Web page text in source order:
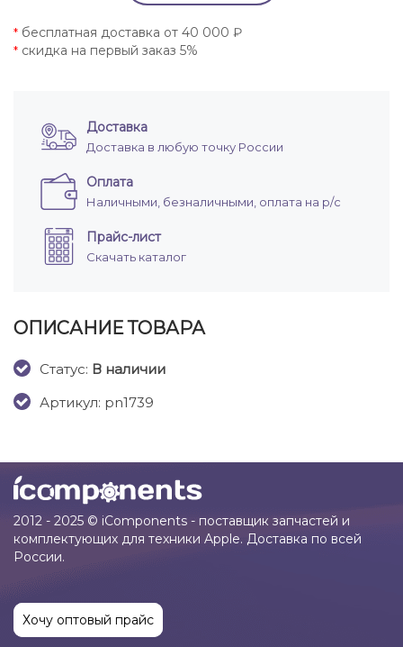
* бесплатная доставка от 40 000 ₽
* скидка на первый заказ 5%
Доставка
Доставка в любую точку России
Оплата
Наличными, безналичными, оплата на р/с
Прайс-лист
Скачать каталог
ОПИСАНИЕ ТОВАРА
Cтатус: В наличии
Артикул: pn1739
2012 - 2025 © iComponents - поставщик запчастей и
комплектующих для техники Apple. Доставка по всей
России.
Хочу оптовый прайс